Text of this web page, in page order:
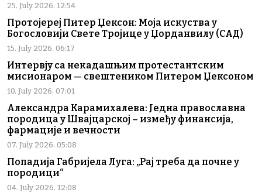
25. July 2026. 12:54
Протојереј Питер Џексон: Моја искуства у
Богословији Свете Тројице у Џорданвилу (САД)
15. July 2026. 06:17
Интервју са некадашњим протестантским
мисионаром — свештеником Питером Џексоном
10. July 2026. 07:01
Александра Карамихалева: Једна православна
породица у Швајцарској – између финансија,
фармације и вечности
07. July 2026. 05:08
Попадија Габријела Луга: „Рај треба да почне у
породици“
04. July 2026. 12:08